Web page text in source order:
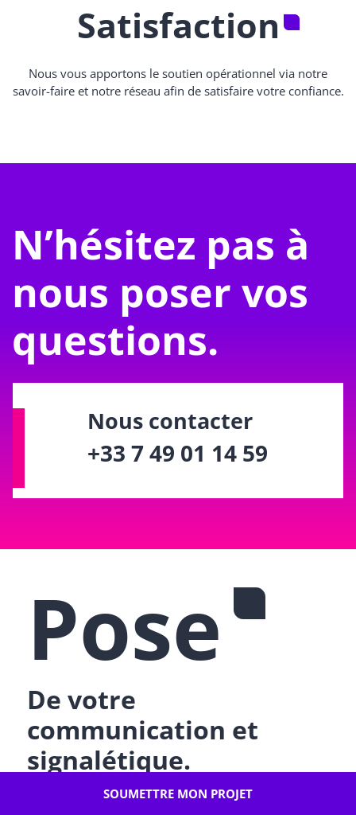
SOUMETTRE MON PROJET
Satisfaction
Nous vous apportons le soutien opérationnel via notre
savoir-faire et notre réseau afin de satisfaire votre confiance.
N’hésitez pas à
nous poser vos
questions.
Nous contacter
+33 7 49 01 14 59
Pose
De votre
communication et
signalétique.